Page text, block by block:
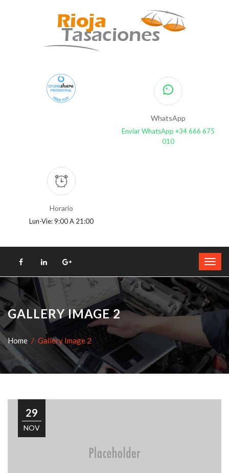
PROFESIONAL
DESDE 2020
WhatsApp
Enviar WhatsApp +34 666 675
010
Horario
Lun-Vie: 9:00 A 21:00
GALLERY IMAGE 2
Home Gallery Image 2
29
NOV